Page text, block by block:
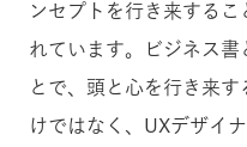
ンセプトを行き来する
れています。ビジネス書
とで、頭と心を行き来
けではなく、UXデザイ